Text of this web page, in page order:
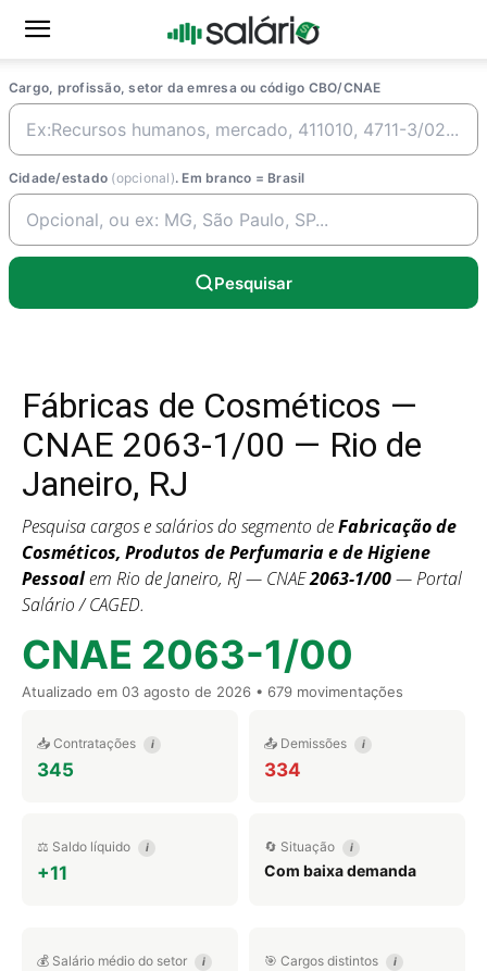
Cargo, profissão, setor da emresa ou código CBO/CNAE
Cidade/estado (opcional). Em branco = Brasil
Pesquisar
Fábricas de Cosméticos —
CNAE 2063-1/00 — Rio de
Janeiro, RJ
Pesquisa cargos e salários do segmento deFabricação de
Cosméticos, Produtos de Perfumaria e de Higiene
Pessoalem Rio de Janeiro, RJ — CNAE2063-1/00— Portal
Salário / CAGED.
CNAE 2063-1/00
Atualizado em 03 agosto de 2026 • 679 movimentações
📥 Contratações i
345
📤 Demissões i
334
⚖️ Saldo líquido i
+11
🔄 Situação i
Com baixa demanda
💰 Salário médio do setor i 🎯 Cargos distintos i